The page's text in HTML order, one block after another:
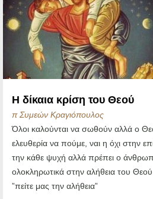
Η δίκαια κρίση του Θεού
π Συμεών Κραγιόπουλος
Όλοι καλούνται να σωθούν αλλά ο
ελευθερία να πούμε, ναι η όχι στην
την κάθε ψυχή αλλά πρέπει ο
ολοκληρωτικά στην αλήθεια του
”πείτε μας την αλήθεια”